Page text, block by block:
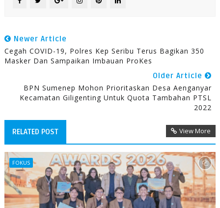
Newer Article
Cegah COVID-19, Polres Kep Seribu Terus Bagikan 350
Masker Dan Sampaikan Imbauan ProKes
Older Article
BPN Sumenep Mohon Prioritaskan Desa Aenganyar
Kecamatan Giligenting Untuk Quota Tambahan PTSL
2022
RELATED POST View More
FOKUS